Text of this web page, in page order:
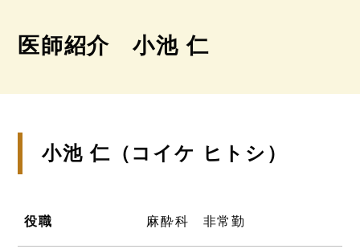
医師紹介 小池 仁
小池 仁（コイケ ヒトシ）
役職 麻酔科 非常勤